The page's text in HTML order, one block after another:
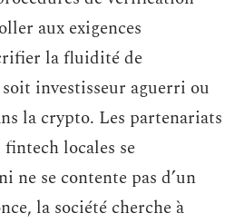
aux exigences
la fluidité de
soit investisseur aguerri ou
la crypto. Les partenariats
fintech locales se
se contente pas d’un
la société cherche à